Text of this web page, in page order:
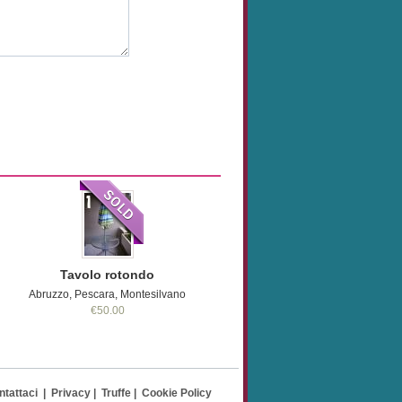
Tavolo rotondo
Abruzzo, Pescara, Montesilvano
€50.00
Privacy Truffe Cookie Policy